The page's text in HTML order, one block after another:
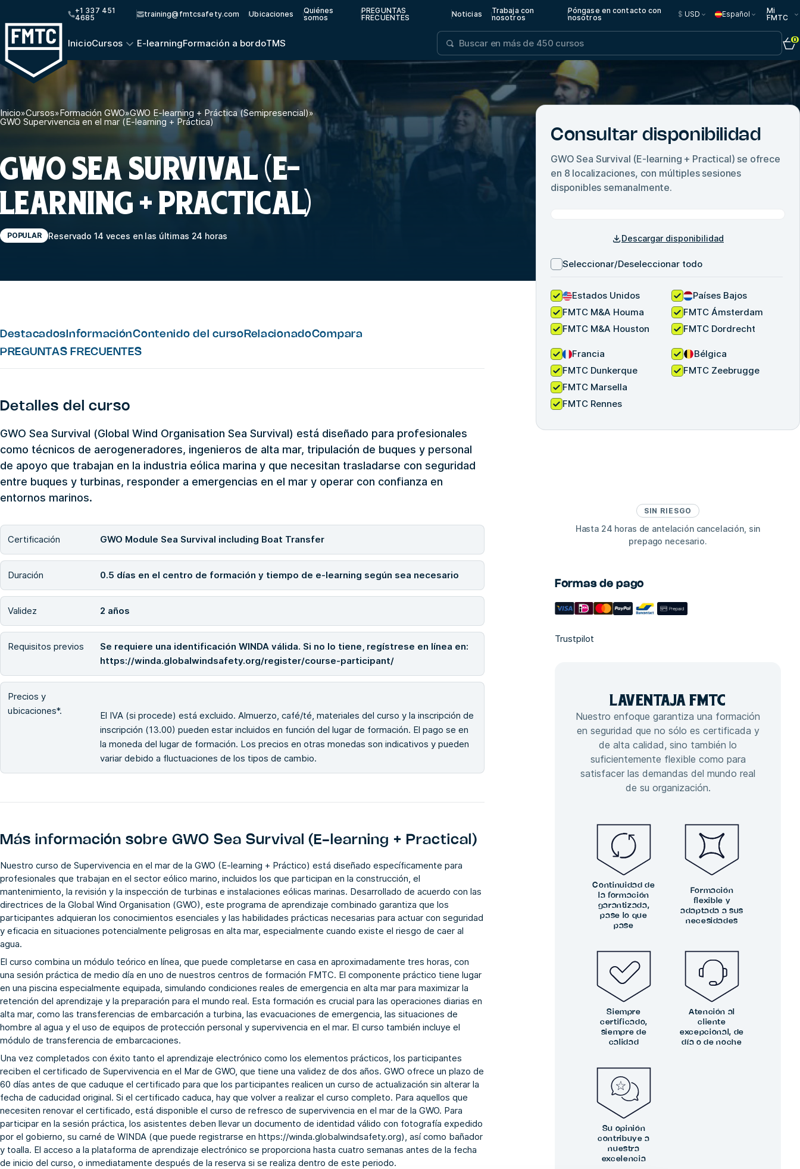
+1 337 451
4685
training@fmtcsafety.com Ubicaciones
Quiénes
somos
PREGUNTAS
FRECUENTES
Noticias
Trabaja con
nosotros
Póngase en contacto con
nosotros
$ USD Español
Mi
FMTC
InicioCursos E-learningFormación a bordoTMS 0
Inicio»Cursos»Formación GWO»GWO E-learning + Práctica (Semipresencial)»
GWO Supervivencia en el mar (E-learning + Práctica)
GWO SEA SURVIVAL (E-
LEARNING + PRACTICAL)
POPULAR Reservado 14 veces en las últimas 24 horas
Destacados InformaciónContenido del curso RelacionadoCompara
PREGUNTAS FRECUENTES
Detalles del curso
GWO Sea Survival (Global Wind Organisation Sea Survival) está diseñado para profesionales
como técnicos de aerogeneradores, ingenieros de alta mar, tripulación de buques y personal
de apoyo que trabajan en la industria eólica marina y que necesitan trasladarse con seguridad
entre buques y turbinas, responder a emergencias en el mar y operar con confianza en
entornos marinos.
Certificación GWO Module Sea Survival including Boat Transfer
Duración 0.5 días en el centro de formación y tiempo de e-learning según sea necesario
Validez 2 años
Requisitos previos
Se requiere una identificación WINDA válida. Si no lo tiene, regístrese en línea en:
https://winda.globalwindsafety.org/register/course-participant/
Precios y
ubicaciones*.
El IVA (si procede) está excluido. Almuerzo, café/té, materiales del curso y la inscripción de
inscripción (13.00) pueden estar incluidos en función del lugar de formación. El pago se en
la moneda del lugar de formación. Los precios en otras monedas son indicativos y pueden
variar debido a fluctuaciones de los tipos de cambio.
Más información sobreGWO Sea Survival (E-learning + Practical)
Nuestro curso de Supervivencia en el mar de la GWO (E-learning + Práctico) está diseñado específicamente para
profesionales que trabajan en el sector eólico marino, incluidos los que participan en la construcción, el
mantenimiento, la revisión y la inspección de turbinas e instalaciones eólicas marinas. Desarrollado de acuerdo con las
directrices de la Global Wind Organisation (GWO), este programa de aprendizaje combinado garantiza que los
participantes adquieran los conocimientos esenciales y las habilidades prácticas necesarias para actuar con seguridad
y eficacia en situaciones potencialmente peligrosas en alta mar, especialmente cuando existe el riesgo de caer al
agua.
El curso combina un módulo teórico en línea, que puede completarse en casa en aproximadamente tres horas, con
una sesión práctica de medio día en uno de nuestros centros de formación FMTC. El componente práctico tiene lugar
en una piscina especialmente equipada, simulando condiciones reales de emergencia en alta mar para maximizar la
retención del aprendizaje y la preparación para el mundo real. Esta formación es crucial para las operaciones diarias en
alta mar, como las transferencias de embarcación a turbina, las evacuaciones de emergencia, las situaciones de
hombre al agua y el uso de equipos de protección personal y supervivencia en el mar. El curso también incluye el
módulo de transferencia de embarcaciones.
Una vez completados con éxito tanto el aprendizaje electrónico como los elementos prácticos, los participantes
reciben el certificado de Supervivencia en el Mar de GWO, que tiene una validez de dos años. GWO ofrece un plazo de
60 días antes de que caduque el certificado para que los participantes realicen un curso de actualización sin alterar la
fecha de caducidad original. Si el certificado caduca, hay que volver a realizar el curso completo. Para aquellos que
necesiten renovar el certificado, está disponible el curso de refresco de supervivencia en el mar de la GWO. Para
participar en la sesión práctica, los asistentes deben llevar un documento de identidad válido con fotografía expedido
por el gobierno, su carné de WINDA (que puede registrarse en https://winda.globalwindsafety.org), así como bañador
y toalla. El acceso a la plataforma de aprendizaje electrónico se proporciona hasta cuatro semanas antes de la fecha
de inicio del curso, o inmediatamente después de la reserva si se realiza dentro de este periodo.
Consultar disponibilidad
GWO Sea Survival (E-learning + Practical) se ofrece
en 8 localizaciones, con múltiples sesiones
disponibles semanalmente.
Descargar disponibilidad
Seleccionar/Deseleccionar todo
Estados Unidos
FMTC M&A Houma
FMTC M&A Houston
Países Bajos
FMTC Ámsterdam
FMTC Dordrecht
Francia
FMTC Dunkerque
FMTC Marsella
FMTC Rennes
Bélgica
FMTC Zeebrugge
SIN RIESGO
Hasta 24 horas de antelación cancelación, sin
prepago necesario.
Formas de pago
Trustpilot
LAVENTAJA FMTC
Nuestro enfoque garantiza una formación
en seguridad que no sólo es certificada y
de alta calidad, sino también lo
suficientemente flexible como para
satisfacer las demandas del mundo real
de su organización.
Continuidad de
la formación
garantizada,
pase lo que
pase
Formación
flexible y
adaptada a sus
necesidades
Siempre
certificado,
siempre de
calidad
Atención al
cliente
excepcional, de
día o de noche
Su opinión
contribuye a
nuestra
excelencia